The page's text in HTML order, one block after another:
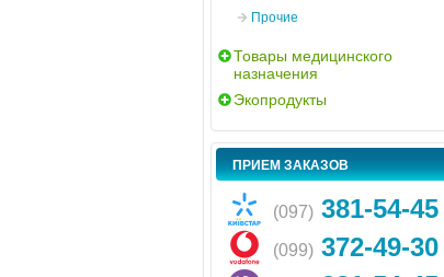
Прочие
Товары медицинского
назначения
Экопродукты
ПРИЕМ ЗАКАЗОВ
(097)381-54-45
(099)372-49-30